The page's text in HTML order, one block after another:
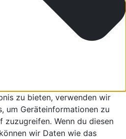
zu bieten, verwenden wir
um Geräteinformationen zu
zuzugreifen. Wenn du diesen
wir Daten wie das